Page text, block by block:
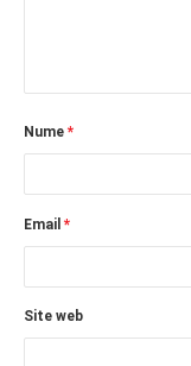
Nume *
Email *
Site web